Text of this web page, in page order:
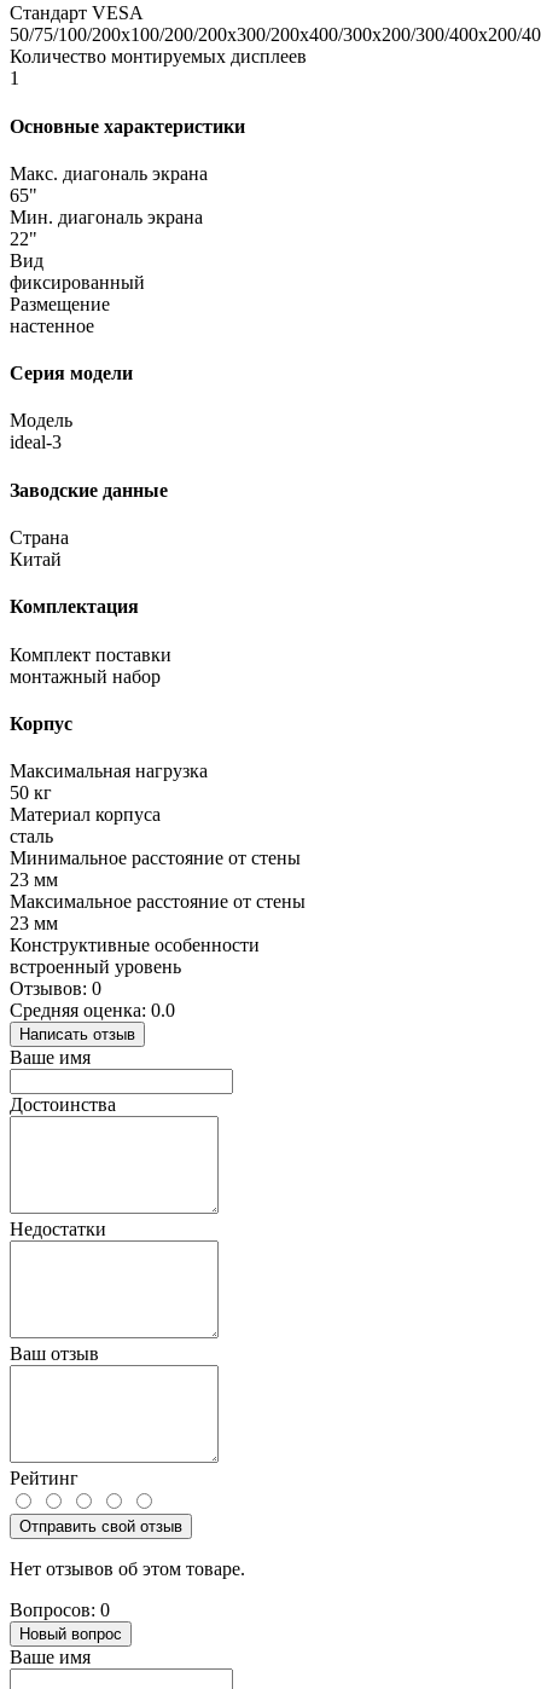
Стандарт VESA
50/75/100/200x100/200/200x300/200x400/300x200/300/400x200/
Количество монтируемых дисплеев
1
Основные характеристики
Макс. диагональ экрана
65"
Мин. диагональ экрана
22"
Вид
фиксированный
Размещение
настенное
Серия модели
Модель
ideal-3
Заводские данные
Страна
Китай
Комплектация
Комплект поставки
монтажный набор
Корпус
Максимальная нагрузка
50 кг
Материал корпуса
сталь
Минимальное расстояние от стены
23 мм
Максимальное расстояние от стены
23 мм
Конструктивные особенности
встроенный уровень
Отзывов: 0
Средняя оценка: 0.0
Написать отзыв
Ваше имя
Достоинства
Недостатки
Ваш отзыв
Рейтинг
Отправить свой отзыв
Нет отзывов об этом товаре.
Вопросов: 0
Новый вопрос
Ваше имя